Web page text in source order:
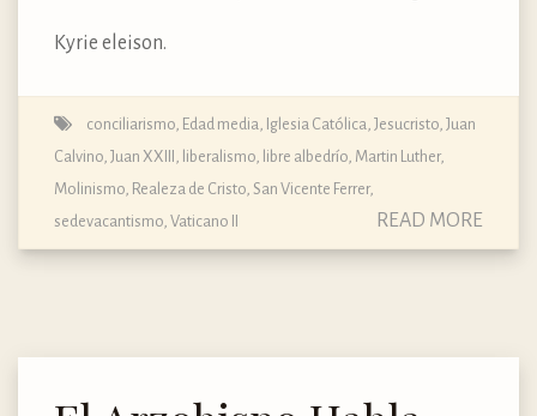
Kyrie eleison.
conciliarismo, Edad media, Iglesia Católica, Jesucristo, Juan
Calvino, Juan XXIII , liberalismo, libre albedrío, Martin Luther,
Molinismo, Realeza de Cristo, San Vicente Ferrer,
sedevacantismo, Vaticano II READ MORE